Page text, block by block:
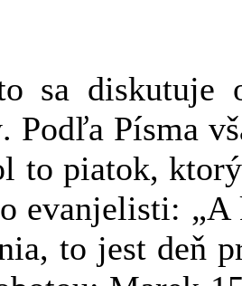
sa
Podľa Písma
to piatok,
evanjelisti:
to jest deň